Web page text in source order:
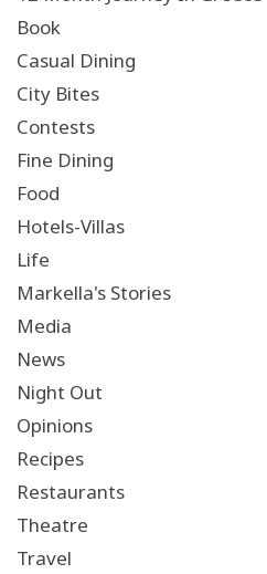
Book
Casual Dining
City Bites
Contests
Fine Dining
Food
Hotels-Villas
Life
Markella's Stories
Media
News
Night Out
Opinions
Recipes
Restaurants
Theatre
Travel